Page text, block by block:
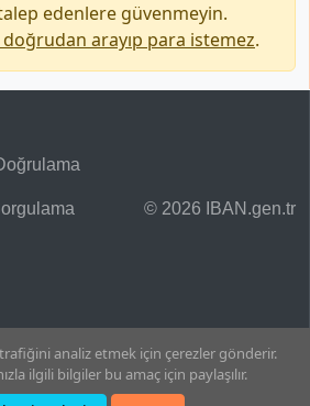
edenlere güvenmeyin.
arayıp para istemez.
© 2026 IBAN.gen.tr
analiz etmek için çerezler gönderir.
ilgili bilgiler bu amaç için paylaşılır.